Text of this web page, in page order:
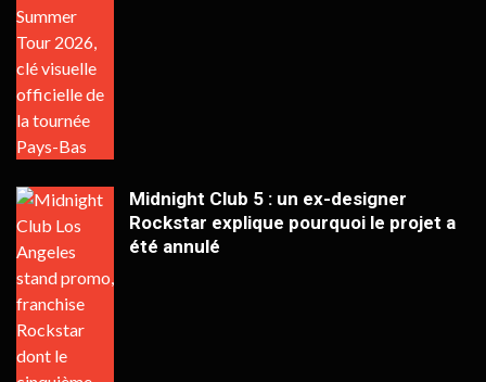
Midnight Club 5 : un ex-designer
Rockstar explique pourquoi le projet a
été annulé